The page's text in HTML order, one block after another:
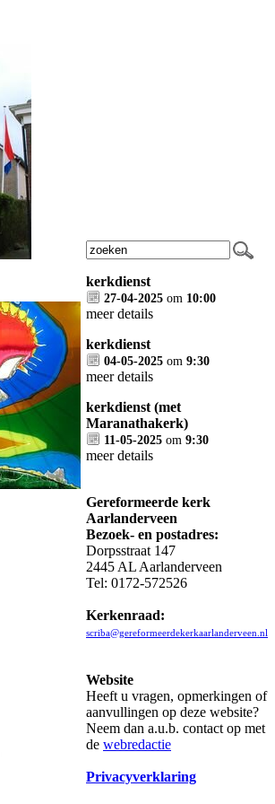
kerkdienst
27-04-2025 om 10:00
meer details
kerkdienst
04-05-2025 om 9:30
meer details
kerkdienst (met
Maranathakerk)
11-05-2025 om 9:30
meer details
Gereformeerde kerk
Aarlanderveen
Bezoek- en postadres:
Dorpsstraat 147
2445 AL Aarlanderveen
Tel: 0172-572526
Kerkenraad:
scriba@gereformeerdekerkaarlanderveen.nl
Website
Heeft u vragen, opmerkingen of
aanvullingen op deze website?
Neem dan a.u.b. contact op met
de webredactie
Privacyverklaring